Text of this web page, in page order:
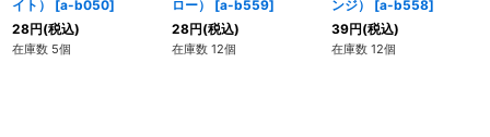
イト）
[a-b050]
28円(税込)
在庫数 5個
ロー）
[a-b559]
28円(税込)
在庫数 12個
ンジ）
[a-b558]
39円(税込)
在庫数 12個